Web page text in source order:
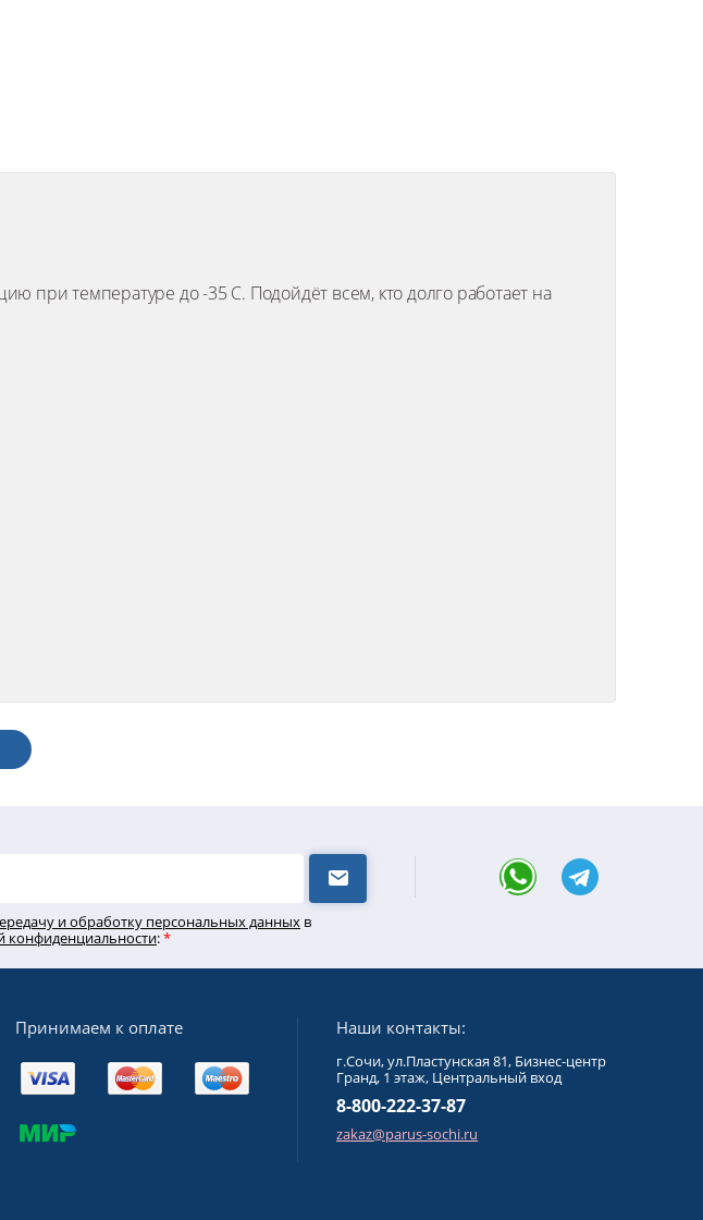
при температуре до -35 С. Подойдёт всем, кто долго работает на
и обработку персональных данных в
конфиденциальности:*
Принимаем к оплате Наши контакты:
г.Сочи, ул.Пластунская 81, Бизнес-центр
Гранд, 1 этаж, Центральный вход
8-800-222-37-87
zakaz@parus-sochi.ru